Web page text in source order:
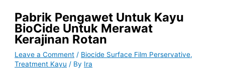
Pabrik Pengawet Untuk Kayu
BioCide Untuk Merawat
Kerajinan Rotan
Leave a Comment / Biocide Surface Film Perservative,
Treatment Kayu / By Ira